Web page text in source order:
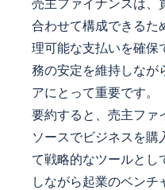
売主ファイナンスは、
合わせて構成できるた
理可能な支払いを確保
務の安定を維持しなが
アにとって重要です。
要約すると、売主ファ
ソースでビジネスを購
て戦略的なツールとし
しながら起業のベンチ